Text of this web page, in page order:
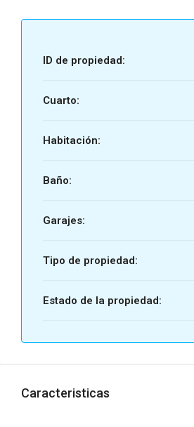
ID de propiedad:
Cuarto:
Habitación:
Baño:
Garajes:
Tipo de propiedad:
Estado de la propiedad:
Caracteristicas